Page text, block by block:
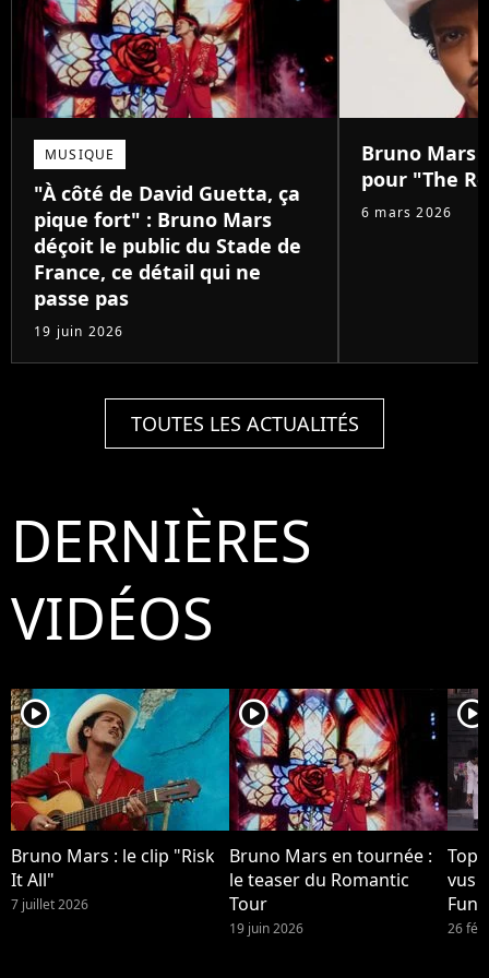
MUSIQUE
"À côté de David Guetta, ça
pique fort" : Bruno Mars
déçoit le public du Stade de
France, ce détail qui ne
passe pas
19 juin 2026
Bruno Mars
pour "The
6 mars 2026
TOUTES LES ACTUALITÉS
DERNIÈRES
VIDÉOS
player2
Bruno Mars : le clip "Risk
It All"
7 juillet 2026
player2
Bruno Mars en tournée :
le teaser du Romantic
Tour
19 juin 2026
player2
Top
vus
26